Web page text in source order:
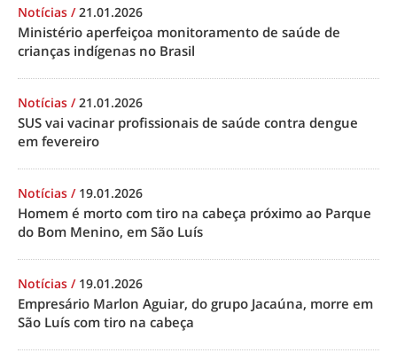
Notícias /21.01.2026
Ministério aperfeiçoa monitoramento de saúde de
crianças indígenas no Brasil
Notícias /21.01.2026
SUS vai vacinar profissionais de saúde contra dengue
em fevereiro
Notícias / 19.01.2026
Homem é morto com tiro na cabeça próximo ao Parque
do Bom Menino, em São Luís
Notícias / 19.01.2026
Empresário Marlon Aguiar, do grupo Jacaúna, morre em
São Luís com tiro na cabeça